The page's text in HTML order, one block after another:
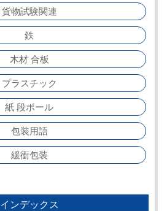
貨物試験関連
鉄
木材 合板
プラスチック
紙 段ボール
包装用語
緩衝包装
インデックス